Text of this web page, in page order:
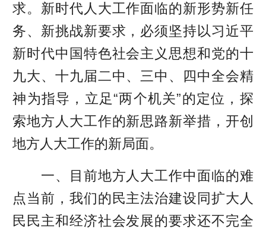
求。新时代人大工作面临的新形势新任
务、新挑战新要求，必须坚持以习近平
新时代中国特色社会主义思想和党的十
九大、十九届二中、三中、四中全会精
神为指导，立足“两个机关”的定位，探
索地方人大工作的新思路新举措，开创
地方人大工作的新局面。
一、目前地方人大工作中面临的难
点当前，我们的民主法治建设同扩大人
民民主和经济社会发展的要求还不完全